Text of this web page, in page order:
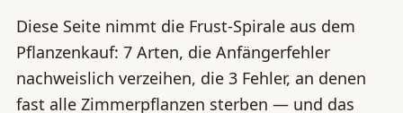
Diese Seite nimmt die Frust-Spirale aus dem
Pflanzenkauf: 7 Arten, die Anfängerfehler
nachweislich verzeihen, die 3 Fehler, an denen
fast alle Zimmerpflanzen sterben — und das